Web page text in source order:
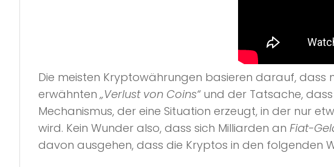
Die meisten Kryptowährungen basieren darauf, dass
erwähnten„Verlust von Coins“und der Tatsache,
Mechanismus, der eine Situation erzeugt, in der nur
wird. Kein Wunder also, dass sich Milliarden an Fiat-
davon ausgehen, dass die Kryptos in den folgenden